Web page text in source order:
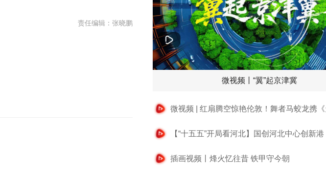
责任编辑：张晓鹏
微视频丨“翼”起京津冀
插画视频丨烽火忆往昔 铁甲守今朝